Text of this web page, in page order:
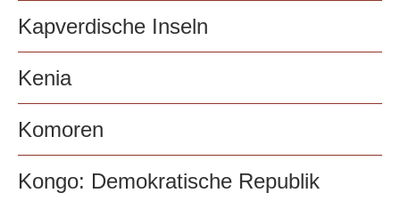
Kapverdische Inseln
Kenia
Komoren
Kongo: Demokratische Republik